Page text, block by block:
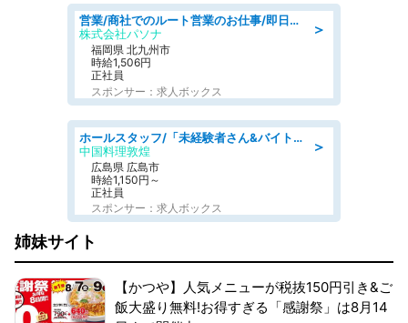
＞
営業/商社でのルート営業のお仕事/即日勤務可/車通勤可/営業
株式会社パソナ
福岡県 北九州市
時給1,506円
正社員
スポンサー：求人ボックス
＞
ホールスタッフ/「未経験者さん&バイトデビューも大歓迎」残業ほぼなし×1日3時間〜勤務OK!フォロー体制も充実/広島県/広島市南区
中国料理敦煌
広島県 広島市
時給1,150円～
正社員
スポンサー：求人ボックス
姉妹サイト
【かつや】人気メニューが税抜150円引き&ご
飯大盛り無料!お得すぎる「感謝祭」は8月14